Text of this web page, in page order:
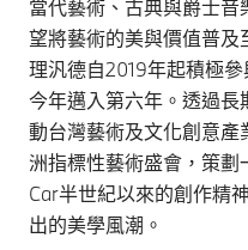
當代藝術、古典與爵士
望將藝術的美與價值普
理汎德自2019年起積極
今年邁入第六年。透過
動台灣藝術及文化創意
洲指標性藝術盛會，策
Car半世紀以來的創作精
出的美學風潮。